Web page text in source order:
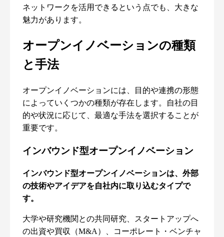
ネットワークを活用できるという点でも、大きな
魅力があります。
オープンイノベーションの種類
と手法
オープンイノベーションには、目的や連携の形態
によっていくつかの種類が存在します。自社の目
的や状況に応じて、最適な手法を選択することが
重要です。
インバウンド型オープンイノベーション
インバウンド型オープンイノベーションは、外部
の技術やアイデアを自社内に取り込むタイプで
す。
大学や研究機関との共同研究、スタートアップへ
の出資や買収（M&A）、コーポレート・ベンチャ